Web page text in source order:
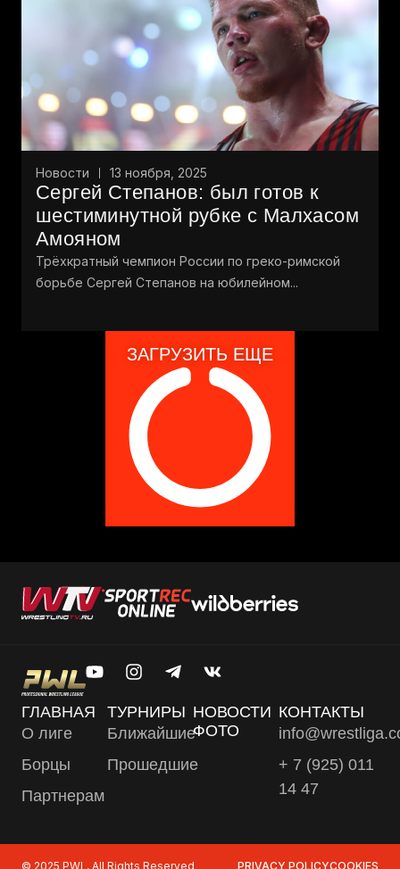
Новости 13 ноября, 2025
Сергей Степанов: был готов к
шестиминутной рубке с Малхасом
Амояном
Трёхкратный чемпион России по греко-римской
борьбе Сергей Степанов на юбилейном...
ЗАГРУЗИТЬ ЕЩЕ
ГЛАВНАЯ
О лиге
Борцы
Партнерам
ТУРНИРЫ
Ближайшие
Прошедшие
НОВОСТИ
ФОТО
КОНТАКТЫ
+ 7 (925) 011
14 47
© 2025 PWL, All Rights Reserved PRIVACY POLICYCOOKIES